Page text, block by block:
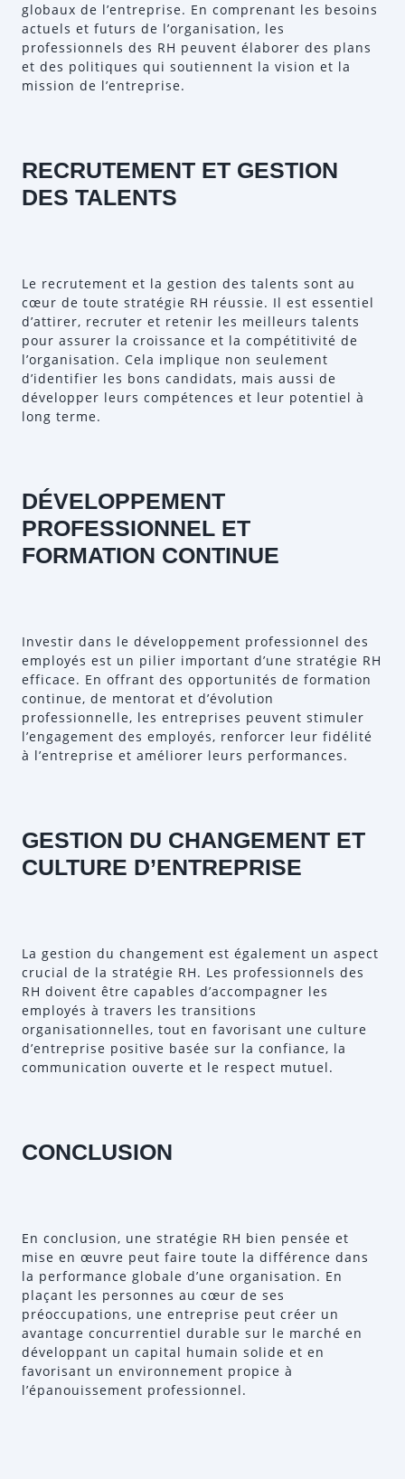
globaux de l’entreprise. En comprenant les besoins
actuels et futurs de l’organisation, les
professionnels des RH peuvent élaborer des plans
et des politiques qui soutiennent la vision et la
mission de l’entreprise.
RECRUTEMENT ET GESTION
DES TALENTS
Le recrutement et la gestion des talents sont au
cœur de toute stratégie RH réussie. Il est essentiel
d’attirer, recruter et retenir les meilleurs talents
pour assurer la croissance et la compétitivité de
l’organisation. Cela implique non seulement
d’identifier les bons candidats, mais aussi de
développer leurs compétences et leur potentiel à
long terme.
DÉVELOPPEMENT
PROFESSIONNEL ET
FORMATION CONTINUE
Investir dans le développement professionnel des
employés est un pilier important d’une stratégie RH
efficace. En offrant des opportunités de formation
continue, de mentorat et d’évolution
professionnelle, les entreprises peuvent stimuler
l’engagement des employés, renforcer leur fidélité
à l’entreprise et améliorer leurs performances.
GESTION DU CHANGEMENT ET
CULTURE D’ENTREPRISE
La gestion du changement est également un aspect
crucial de la stratégie RH. Les professionnels des
RH doivent être capables d’accompagner les
employés à travers les transitions
organisationnelles, tout en favorisant une culture
d’entreprise positive basée sur la confiance, la
communication ouverte et le respect mutuel.
CONCLUSION
En conclusion, une stratégie RH bien pensée et
mise en œuvre peut faire toute la différence dans
la performance globale d’une organisation. En
plaçant les personnes au cœur de ses
préoccupations, une entreprise peut créer un
avantage concurrentiel durable sur le marché en
développant un capital humain solide et en
favorisant un environnement propice à
l’épanouissement professionnel.